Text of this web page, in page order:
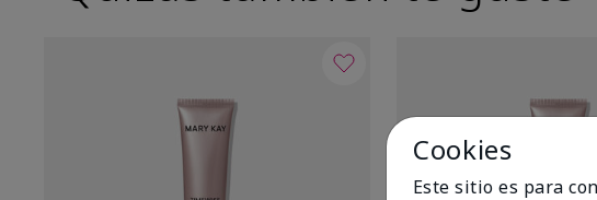
Cookies
Este sitio es para